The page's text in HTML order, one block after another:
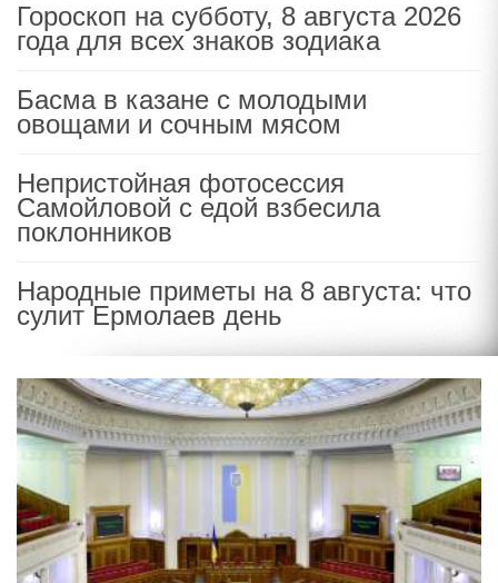
Гороскоп на субботу, 8 августа 2026
года для всех знаков зодиака
Басма в казане с молодыми
овощами и сочным мясом
Непристойная фотосессия
Самойловой с едой взбесила
поклонников
Народные приметы на 8 августа: что
сулит Ермолаев день